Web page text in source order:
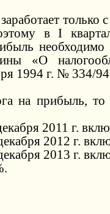
заработает только
в I
необходимо
«О
1994 г. № 334/
на прибыль,
2011 г.
2012 г.
2013 г.